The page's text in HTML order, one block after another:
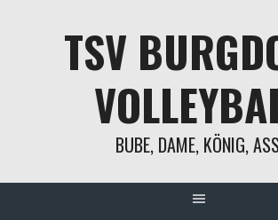
TSV
BUBE, DAME, KÖNIG,